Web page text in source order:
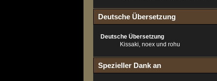
Deutsche Übersetzung
Deutsche Übersetzung
Kissaki, noex und rohu
Spezieller Dank an